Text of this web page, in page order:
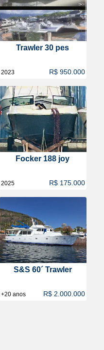
Trawler 30 pes
2023 R$ 950.000
Focker 188 joy
2025 R$ 175.000
S&S 60´ Trawler
+20 anos R$ 2.000.000